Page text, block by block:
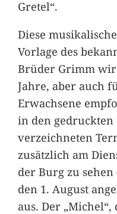
Gretel“.
Diese
Vorlage des
Brüder Grimm
Jahre, aber auch
Erwachsene
in den gedruckten
verzeichneten
zusätzlich am
der Burg zu
den 1. August
aus. Der